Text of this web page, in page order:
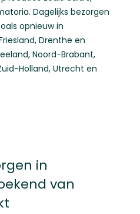
Dagelijks bezorgen
opnieuw in
, Drenthe en
, Noord-Brabant,
Holland, Utrecht en
in
van